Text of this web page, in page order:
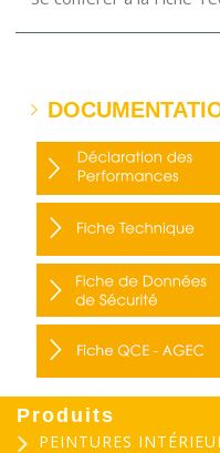
Produits
PEINTURES